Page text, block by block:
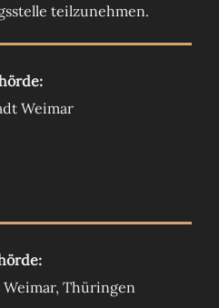
teilzunehmen.
Weimar
:
Thüringen